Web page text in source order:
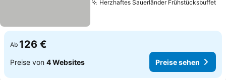
Herzhaftes Sauerländer Frühstücksbuffet
Ab 126 €
Preise von 4 Websites Preise sehen